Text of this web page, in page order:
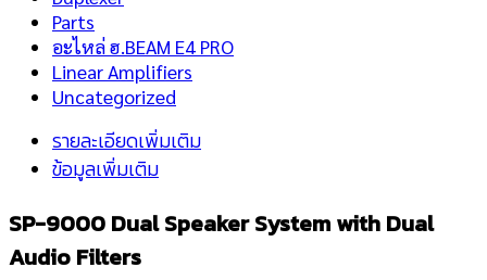
Parts
อะไหล่ ฮ.BEAM E4 PRO
Linear Amplifiers
Uncategorized
รายละเอียดเพิ่มเติม
ข้อมูลเพิ่มเติม
SP-9000 Dual Speaker System with Dual
Audio Filters